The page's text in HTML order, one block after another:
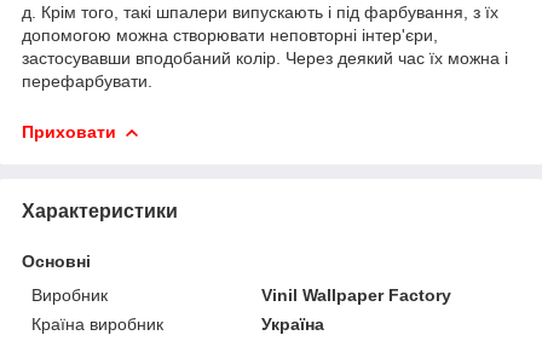
д. Крім того, такі шпалери випускають і під фарбування, з їх
допомогою можна створювати неповторні інтер'єри,
застосувавши вподобаний колір. Через деякий час їх можна і
перефарбувати.
Приховати
Характеристики
Основні
Виробник
Vinil Wallpaper Factory
Країна виробник
Україна